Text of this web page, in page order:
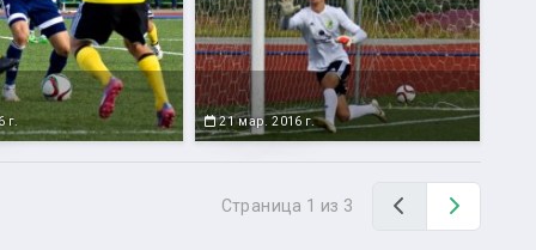
г. 21 мар. 2016 г.
Страница 1 из 3 Назад